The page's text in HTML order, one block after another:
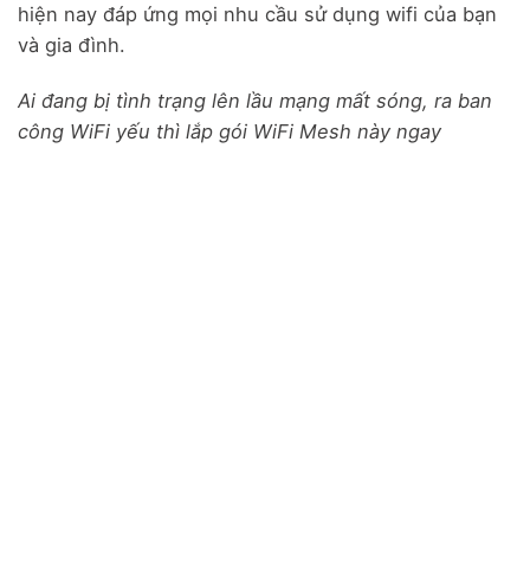
hiện nay đáp ứng mọi nhu cầu sử dụng wifi của bạn
và gia đình.
Ai đang bị tình trạng lên lầu mạng mất sóng, ra ban
công WiFi yếu thì lắp gói WiFi Mesh này ngay